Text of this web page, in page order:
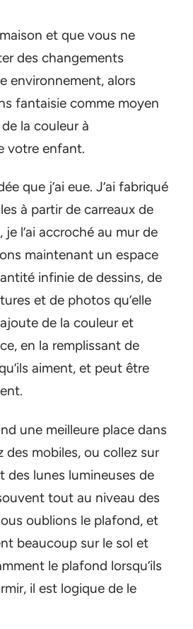
et que vous ne
des changements
environnement, alors
fantaisie comme moyen
la couleur à
votre enfant.
que j’ai eue. J’ai fabriqué
à partir de carreaux de
je l’ai accroché au mur de
maintenant un espace
infinie de dessins, de
et de photos qu’elle
de la couleur et
en la remplissant de
aiment, et peut être
une meilleure place dans
des mobiles, ou collez sur
des lunes lumineuses de
tout au niveau des
oublions le plafond, et
beaucoup sur le sol et
le plafond lorsqu’ils
il est logique de le